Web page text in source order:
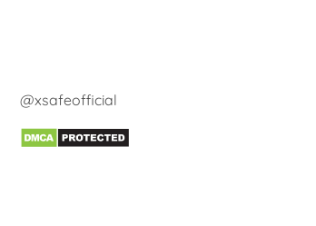
@xsafeofficial